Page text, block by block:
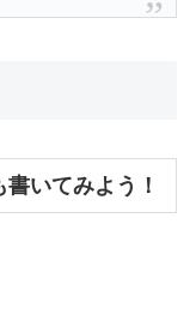
いてみよう！